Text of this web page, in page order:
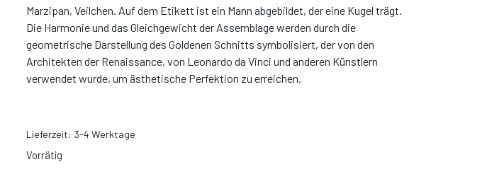
Marzipan, Veilchen. Auf dem Etikett ist ein Mann abgebildet, der eine Kugel trägt.
Die Harmonie und das Gleichgewicht der Assemblage werden durch die
geometrische Darstellung des Goldenen Schnitts symbolisiert, der von den
Architekten der Renaissance, von Leonardo da Vinci und anderen Künstlern
verwendet wurde, um ästhetische Perfektion zu erreichen.
Lieferzeit: 3-4 Werktage
Vorrätig